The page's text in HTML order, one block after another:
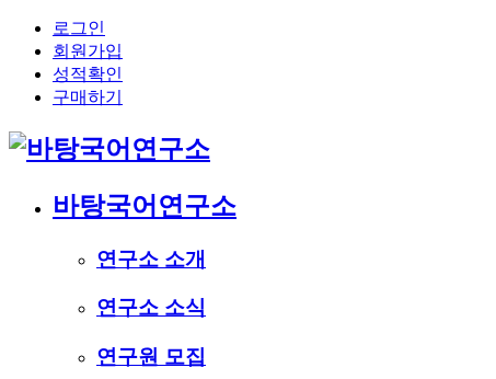
로그인
회원가입
성적확인
구매하기
바탕국어연구소
연구소 소개
연구소 소식
연구원 모집